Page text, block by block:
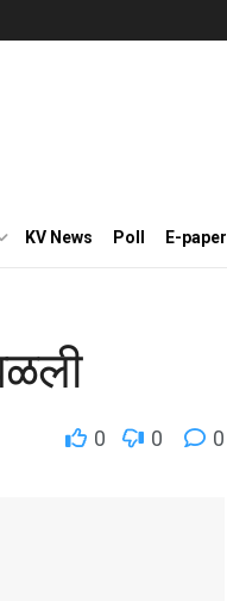
KV News Poll E-paper
0 0 0